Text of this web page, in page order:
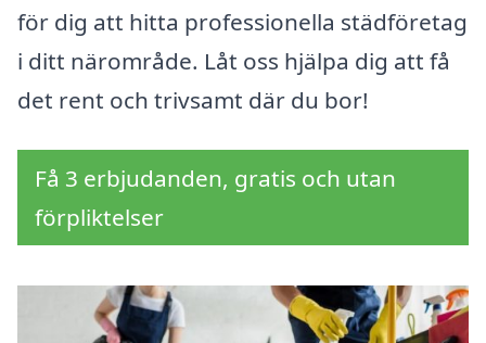
för dig att hitta professionella städföretag
i ditt närområde. Låt oss hjälpa dig att få
det rent och trivsamt där du bor!
Få 3 erbjudanden, gratis och utan
förpliktelser